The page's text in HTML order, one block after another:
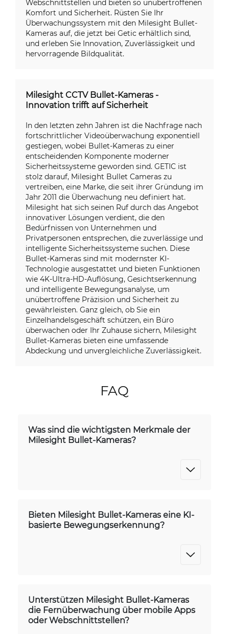
Webschnittstellen und bieten so unübertroffenen
Komfort und Sicherheit. Rüsten Sie Ihr
Überwachungssystem mit den Milesight Bullet-
Kameras auf, die jetzt bei Getic erhältlich sind,
und erleben Sie Innovation, Zuverlässigkeit und
hervorragende Bildqualität.
Milesight CCTV Bullet-Kameras -
Innovation trifft auf Sicherheit
In den letzten zehn Jahren ist die Nachfrage nach
fortschrittlicher Videoüberwachung exponentiell
gestiegen, wobei Bullet-Kameras zu einer
entscheidenden Komponente moderner
Sicherheitssysteme geworden sind. GETIC ist
stolz darauf, Milesight Bullet Cameras zu
vertreiben, eine Marke, die seit ihrer Gründung im
Jahr 2011 die Überwachung neu definiert hat.
Milesight hat sich seinen Ruf durch das Angebot
innovativer Lösungen verdient, die den
Bedürfnissen von Unternehmen und
Privatpersonen entsprechen, die zuverlässige und
intelligente Sicherheitssysteme suchen. Diese
Bullet-Kameras sind mit modernster KI-
Technologie ausgestattet und bieten Funktionen
wie 4K-Ultra-HD-Auflösung, Gesichtserkennung
und intelligente Bewegungsanalyse, um
unübertroffene Präzision und Sicherheit zu
gewährleisten. Ganz gleich, ob Sie ein
Einzelhandelsgeschäft schützen, ein Büro
überwachen oder Ihr Zuhause sichern, Milesight
Bullet-Kameras bieten eine umfassende
Abdeckung und unvergleichliche Zuverlässigkeit.
FAQ
Was sind die wichtigsten Merkmale der
Milesight Bullet-Kameras?
Bieten Milesight Bullet-Kameras eine KI-
basierte Bewegungserkennung?
Unterstützen Milesight Bullet-Kameras
die Fernüberwachung über mobile Apps
oder Webschnittstellen?